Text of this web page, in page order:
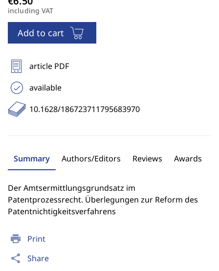
print Print
share Share
including VAT
Add to cart
article PDF
available
10.1628/186723711795683970
Summary Authors/Editors Reviews Awards
Der Amtsermittlungsgrundsatz im
Patentprozessrecht. Überlegungen zur Reform des
Patentnichtigkeitsverfahrens